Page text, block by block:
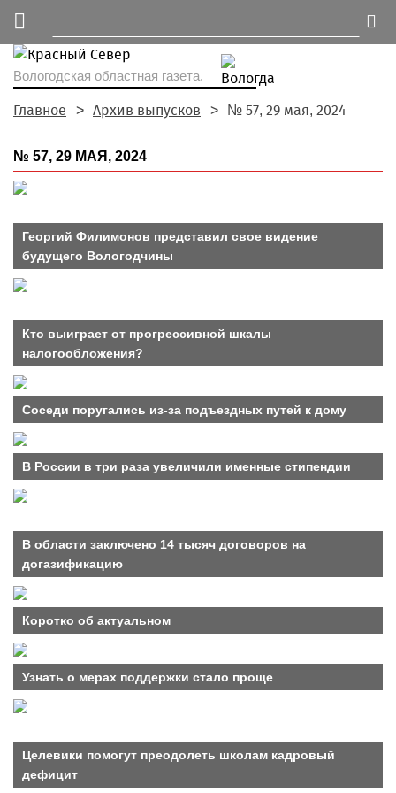
Вологодская областная газета.
Главное Архив выпусков № 57, 29 мая, 2024
№ 57, 29 МАЯ, 2024
Георгий Филимонов представил свое видение
будущего Вологодчины
Кто выиграет от прогрессивной шкалы
налогообложения?
Соседи поругались из-за подъездных путей к дому
В России в три раза увеличили именные стипендии
В области заключено 14 тысяч договоров на
догазификацию
Коротко об актуальном
Узнать о мерах поддержки стало проще
Целевики помогут преодолеть школам кадровый
дефицит